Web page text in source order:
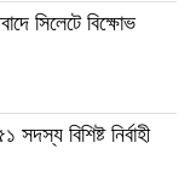
সিলেটে বিক্ষোভ
সদস্য বিশিষ্ট নির্বাহী